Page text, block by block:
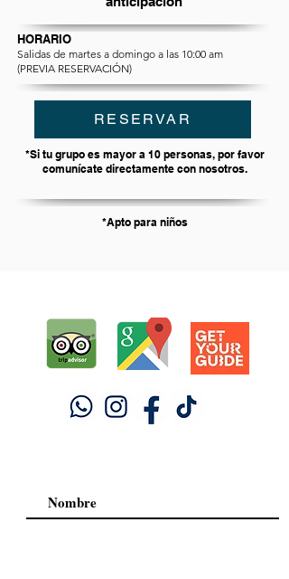
HORARIO
Salidas de martes a domingo a las 10:00 am
(PREVIA RESERVACIÓN)
RESERVAR
*Si tu grupo es mayor a 10 personas, por favor
comunícate directamente con nosotros.
*Apto para niños